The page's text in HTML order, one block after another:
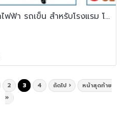
โรงงานผลิตและจำหน่ายรถไฟฟ้า รถเข็น สำหรับโรงแรม โรงงาน โรงพยาบาล
2 3 4 ถัดไป ›
หน้าสุดท้าย
»